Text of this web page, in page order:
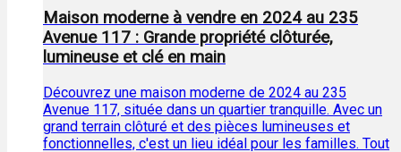
Maison moderne à vendre en 2024 au 235
Avenue 117 : Grande propriété clôturée,
lumineuse et clé en main
Découvrez une maison moderne de 2024 au 235
Avenue 117, située dans un quartier tranquille. Avec un
grand terrain clôturé et des pièces lumineuses et
fonctionnelles, c'est un lieu idéal pour les familles. Tout